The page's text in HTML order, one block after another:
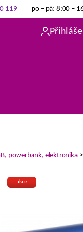
119 po – pá: 8:00 –
powerbank, elektronika
akce